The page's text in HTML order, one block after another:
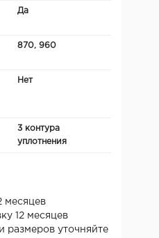
Да
870, 960
Нет
3 контура
уплотнения
месяцев
12 месяцев
размеров уточняйте